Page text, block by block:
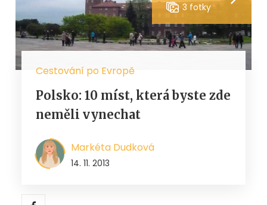
3 fotky
Cestování po Evropě
Polsko: 10 míst, která byste zde
neměli vynechat
Markéta Dudková
14. 11. 2013